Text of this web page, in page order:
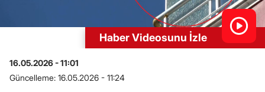
Haber Videosunu İzle
16.05.2026 - 11:01
Güncelleme: 16.05.2026 - 11:24